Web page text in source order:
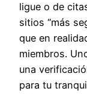
ligue o de
sitios “más
que en
miembros.
una
para tu